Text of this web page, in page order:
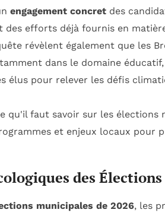
engagement concret des
efforts déjà fournis en
révèlent également que les
dans le domaine
élus pour relever les défis
des
municipales de 2026, les